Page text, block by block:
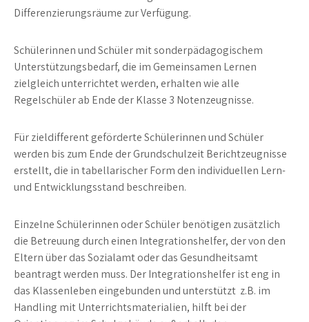
Differenzierungsräume zur Verfügung.
Schülerinnen und Schüler mit sonderpädagogischem
Unterstützungsbedarf, die im Gemeinsamen Lernen
zielgleich unterrichtet werden, erhalten wie alle
Regelschüler ab Ende der Klasse 3 Notenzeugnisse.
Für zieldifferent geförderte Schülerinnen und Schüler
werden bis zum Ende der Grundschulzeit Berichtzeugnisse
erstellt, die in tabellarischer Form den individuellen Lern-
und Entwicklungsstand beschreiben.
Einzelne Schülerinnen oder Schüler benötigen zusätzlich
die Betreuung durch einen Integrationshelfer, der von den
Eltern über das Sozialamt oder das Gesundheitsamt
beantragt werden muss. Der Integrationshelfer ist eng in
das Klassenleben eingebunden und unterstützt z.B. im
Handling mit Unterrichtsmaterialien, hilft bei der